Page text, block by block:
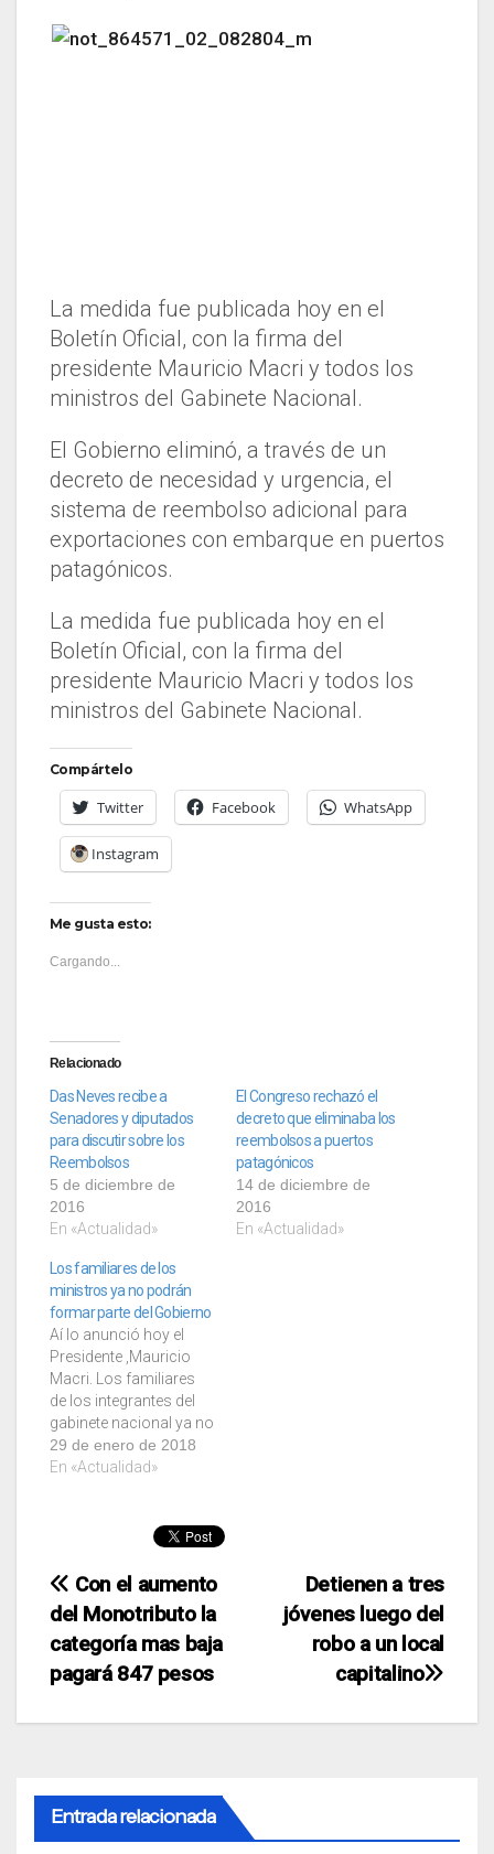
La medida fue publicada hoy en el
Boletín Oficial, con la firma del
presidente Mauricio Macri y todos los
ministros del Gabinete Nacional.
El Gobierno eliminó, a través de un
decreto de necesidad y urgencia, el
sistema de reembolso adicional para
exportaciones con embarque en puertos
patagónicos.
La medida fue publicada hoy en el
Boletín Oficial, con la firma del
presidente Mauricio Macri y todos los
ministros del Gabinete Nacional.
Compártelo
Twitter Facebook WhatsApp
Instagram
Me gusta esto:
Cargando...
Relacionado
Das Neves recibe a
Senadores y diputados
para discutir sobre los
Reembolsos
5 de diciembre de
2016
En «Actualidad»
El Congreso rechazó el
decreto que eliminaba los
reembolsos a puertos
patagónicos
14 de diciembre de
2016
En «Actualidad»
Los familiares de los
ministros ya no podrán
formar parte del Gobierno
Aí lo anunció hoy el
Presidente ,Mauricio
Macri. Los familiares
de los integrantes del
gabinete nacional ya no
podrán formar parte
del Gobierno. El
Mauricio Macri en un
Rosada, donde se
paquete de medidas
destinadas a ahorrar…
29 de enero de 2018
En «Actualidad»
Navegación
de
entradas
Detienen a tres
jóvenes luego del
robo a un local
capitalino
Con el aumento
del Monotributo la
categoría mas baja
pagará 847 pesos
Entrada relacionada